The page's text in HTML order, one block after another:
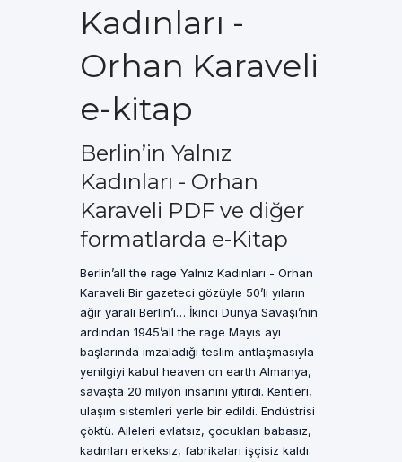
Kadınları -
Orhan Karaveli
e-kitap
Berlin’in Yalnız
Kadınları - Orhan
Karaveli PDF ve diğer
formatlarda e-Kitap
Berlin’all the rage Yalnız Kadınları - Orhan
Karaveli Bir gazeteci gözüyle 50’li yıların
ağır yaralı Berlin’i… İkinci Dünya Savaşı’nın
ardından 1945’all the rage Mayıs ayı
başlarında imzaladığı teslim antlaşmasıyla
yenilgiyi kabul heaven on earth Almanya,
savaşta 20 milyon insanını yitirdi. Kentleri,
ulaşım sistemleri yerle bir edildi. Endüstrisi
çöktü. Aileleri evlatsız, çocukları babasız,
kadınları erkeksiz, fabrikaları işçisiz kaldı.